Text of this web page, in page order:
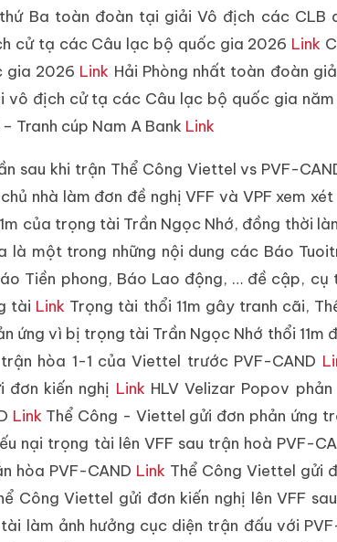
Ba toàn đoàn tại giải Vô địch các CLB
cử tạ các Câu lạc bộ quốc gia 2026 Link
gia 2026 Link Hải Phòng nhất toàn đoàn
vô địch cử tạ các Câu lạc bộ quốc gia
Tranh cúp Nam A Bank Link
sau khi trận Thể Công Viettel vs PVF-
nhà làm đơn đề nghị VFF và VPF xem
của trọng tài Trần Ngọc Nhớ, đồng thời
là một trong những nội dung các Báo
Tiền phong, Báo Lao động, … đề cập,
tài Link Trọng tài thổi 11m gây tranh cãi,
ứng vì bị trọng tài Trần Ngọc Nhớ thổi 11m
hòa 1-1 của Viettel trước PVF-CAND
đơn kiến nghị Link HLV Velizar Popov
Link Thể Công - Viettel gửi đơn phản ứng
nại trọng tài lên VFF sau trận hoà PVF-
hòa PVF-CAND Link Thể Công Viettel gửi
Công Viettel gửi đơn kiến nghị lên VFF
làm ảnh hưởng cục diện trận đấu với